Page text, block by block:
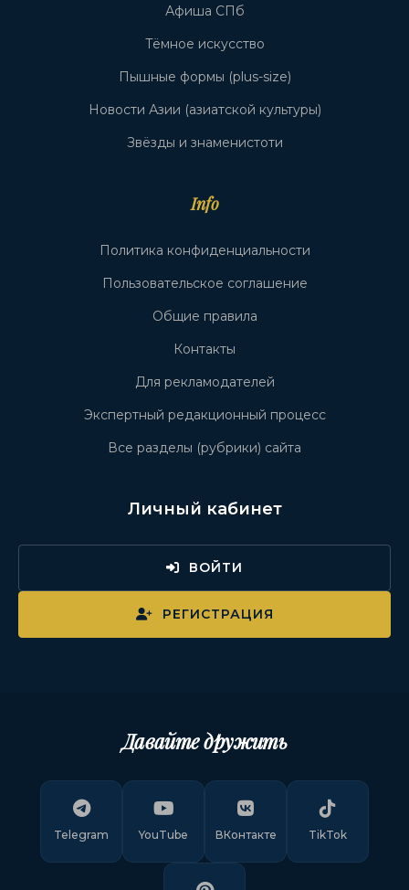
Афиша СПб
Тёмное искусство
Пышные формы (plus-size)
Новости Азии (азиатской культуры)
Звёзды и знаменистоти
Info
Политика конфиденциальности
Пользовательское соглашение
Общие правила
Контакты
Для рекламодателей
Экспертный редакционный процесс
Все разделы (рубрики) сайта
Личный кабинет
ВОЙТИ
РЕГИСТРАЦИЯ
Давайте дружить
Telegram YouTube ВКонтакте TikTok